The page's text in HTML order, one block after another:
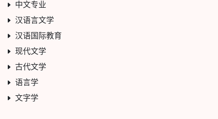
中文专业
汉语言文学
汉语国际教育
现代文学
古代文学
语言学
文字学